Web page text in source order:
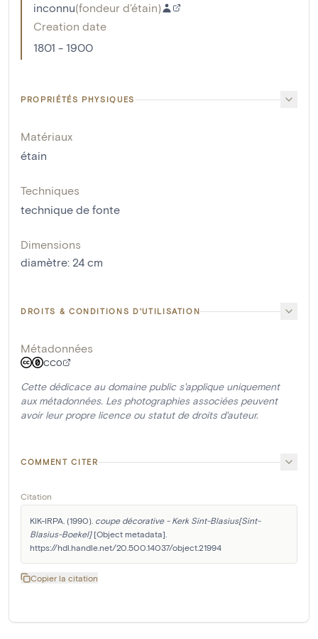
inconnu(fondeur d'étain)
Creation date
1801 - 1900
PROPRIÉTÉS PHYSIQUES
Matériaux
étain
Techniques
technique de fonte
Dimensions
diamètre: 24 cm
DROITS & CONDITIONS D'UTILISATION
Métadonnées
CC0
Cette dédicace au domaine public s'applique uniquement
aux métadonnées. Les photographies associées peuvent
avoir leur propre licence ou statut de droits d'auteur.
COMMENT CITER
Citation
KIK-IRPA. (1990). coupe décorative - Kerk Sint-Blasius[Sint-
Blasius-Boekel] [Object metadata].
https://hdl.handle.net/20.500.14037/object.21994
Copier la citation